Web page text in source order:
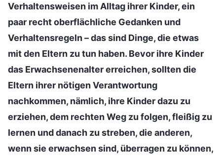
Verhaltensweisen im Alltag ihrer Kinder, ein
paar recht oberflächliche Gedanken und
Verhaltensregeln – das sind Dinge, die etwas
mit den Eltern zu tun haben. Bevor ihre Kinder
das Erwachsenenalter erreichen, sollten die
Eltern ihrer nötigen Verantwortung
nachkommen, nämlich, ihre Kinder dazu zu
erziehen, dem rechten Weg zu folgen, fleißig zu
lernen und danach zu streben, die anderen,
wenn sie erwachsen sind, überragen zu können,